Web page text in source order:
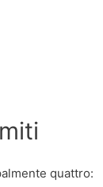
quattro: